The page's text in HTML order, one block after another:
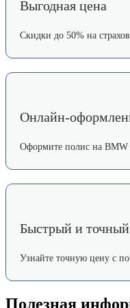
Выгодная цена
Скидки до 50% на
Онлайн-
Оформите полис на BMW
Быстрый и точный
Узнайте точную цену с
Полезная